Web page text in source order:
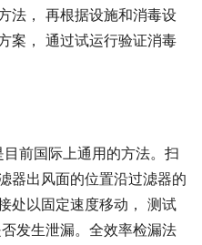
法， 再根据设施和消毒设
案， 通过试运行验证消毒
前国际上通用的方法。扫
器出风面的位置沿过滤器的
处以固定速度移动， 测试
发生泄漏。全效率检漏法